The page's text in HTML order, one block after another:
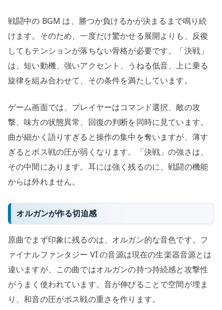
戦闘中の BGM は、勝つか負けるかが決まるまで鳴り続
けます。そのため、一度だけ驚かせる展開よりも、反復
してもテンションが落ちない骨格が必要です。「決戦」
は、短い動機、強いアクセント、うねる低音、上に乗る
旋律を組み合わせて、その条件を満たしています。
ゲーム画面では、プレイヤーはコマンド選択、敵の攻
撃、味方の状態異常、回復の判断を同時に見ています。
曲が細かく語りすぎると操作の集中を奪いますが、薄す
ぎるとボス戦の圧が弱くなります。「決戦」の強さは、
その中間にあります。耳には強く残るのに、戦闘の機能
からは外れません。
オルガンが作る切迫感
原曲でまず印象に残るのは、オルガン的な音色です。フ
ァイナルファンタジー VI の音源は現在の生楽器音源とは
違いますが、この曲ではオルガンの持つ持続感と攻撃性
がうまく使われています。音が伸びることで空間が埋ま
り、和音の圧がボス戦の重さを作ります。